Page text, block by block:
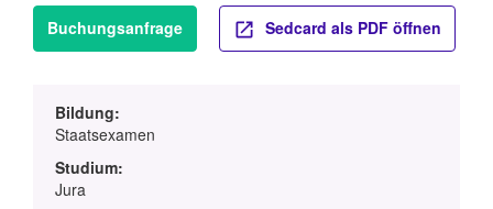
Buchungsanfrage Sedcard als PDF öffnen
Bildung:
Staatsexamen
Studium:
Jura